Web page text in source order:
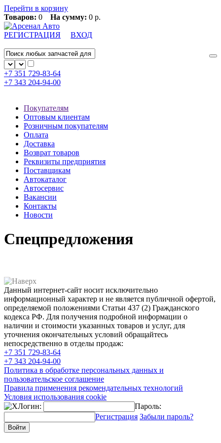
Перейти в корзину
Товаров: 0 На сумму: 0 р.
РЕГИСТРАЦИЯ ВХОД
+7 351 729-83-64
+7 343 204-94-00
Покупателям
Оптовым клиентам
Розничным покупателям
Оплата
Доставка
Возврат товаров
Реквизиты предприятия
Поставщикам
Автокаталог
Автосервис
Вакансии
Контакты
Новости
Спецпредложения
Данный интернет-сайт носит исключительно
информационный характер и не является публичной офертой,
определяемой положениями Статьи 437 (2) Гражданского
кодекса РФ. Для получения подробной информации о
наличии и стоимости указанных товаров и услуг, для
уточнения окончательных условий обращайтесь
непосредственно в отделы продаж:
+7 351 729-83-64
+7 343 204-94-00
Политика в обработке персональных данных и
пользовательское соглашение
Правила применения рекомендательных технологий
Условия использования cookie
Логин:
Пароль:
Регистрация Забыли пароль?